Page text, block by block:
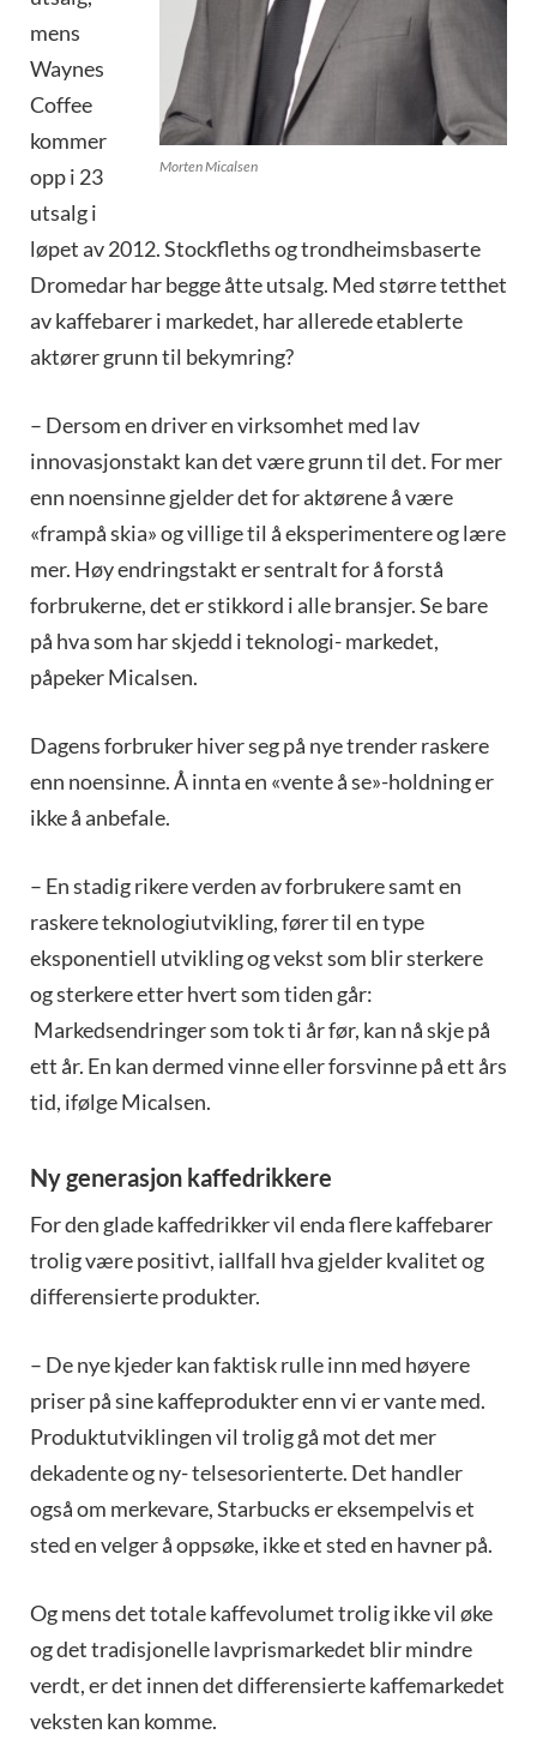
Morten Micalsen
mens
Waynes
Coffee
kommer
opp i 23
utsalg i
løpet av 2012. Stockfleths og trondheimsbaserte
Dromedar har begge åtte utsalg. Med større tetthet
av kaffebarer i markedet, har allerede etablerte
aktører grunn til bekymring?
– Dersom en driver en virksomhet med lav
innovasjonstakt kan det være grunn til det. For mer
enn noensinne gjelder det for aktørene å være
«frampå skia» og villige til å eksperimentere og lære
mer. Høy endringstakt er sentralt for å forstå
forbrukerne, det er stikkord i alle bransjer. Se bare
på hva som har skjedd i teknologi- markedet,
påpeker Micalsen.
Dagens forbruker hiver seg på nye trender raskere
enn noensinne. Å innta en «vente å se»-holdning er
ikke å anbefale.
– En stadig rikere verden av forbrukere samt en
raskere teknologiutvikling, fører til en type
eksponentiell utvikling og vekst som blir sterkere
og sterkere etter hvert som tiden går:
Markedsendringer som tok ti år før, kan nå skje på
ett år. En kan dermed vinne eller forsvinne på ett års
tid, ifølge Micalsen.
Ny generasjon kaffedrikkere
For den glade kaffedrikker vil enda flere kaffebarer
trolig være positivt, iallfall hva gjelder kvalitet og
differensierte produkter.
– De nye kjeder kan faktisk rulle inn med høyere
priser på sine kaffeprodukter enn vi er vante med.
Produktutviklingen vil trolig gå mot det mer
dekadente og ny- telsesorienterte. Det handler
også om merkevare, Starbucks er eksempelvis et
sted en velger å oppsøke, ikke et sted en havner på.
Og mens det totale kaffevolumet trolig ikke vil øke
og det tradisjonelle lavprismarkedet blir mindre
verdt, er det innen det differensierte kaffemarkedet
veksten kan komme.